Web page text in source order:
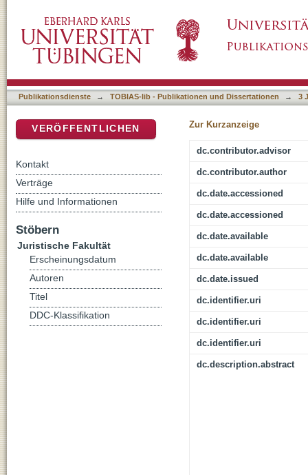
Publikationsdienste → TOBIAS-lib - Publikationen und Dissertationen → 3
Zur Kurzanzeige
dc.contributor.advisor
dc.contributor.author
dc.date.accessioned
dc.date.accessioned
dc.date.available
dc.date.available
dc.date.issued
dc.identifier.uri
dc.identifier.uri
dc.identifier.uri
dc.description.abstract
VERÖFFENTLICHEN
Kontakt
Verträge
Hilfe und Informationen
Stöbern
Juristische Fakultät
Erscheinungsdatum
Autoren
Titel
DDC-Klassifikation